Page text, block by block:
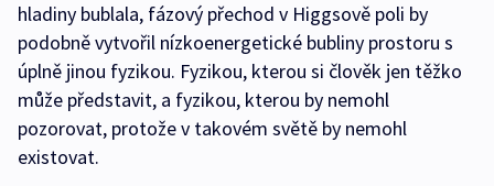
hladiny bublala, fázový přechod v Higgsově poli by
podobně vytvořil nízkoenergetické bubliny prostoru s
úplně jinou fyzikou. Fyzikou, kterou si člověk jen těžko
může představit, a fyzikou, kterou by nemohl
pozorovat, protože v takovém světě by nemohl
existovat.